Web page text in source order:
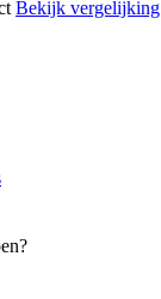
Bekijk vergelijking